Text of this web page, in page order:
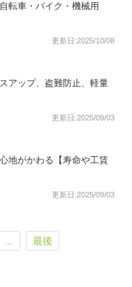
転車・バイク・機械用
更新日:2025/10/08
アップ、盗難防止、軽量
更新日:2025/09/03
地がかわる【寿命や工賃
更新日:2025/09/03
最後